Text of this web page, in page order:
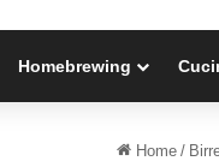
Homebrewing
Home /